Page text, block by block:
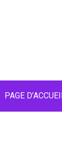
PAGE